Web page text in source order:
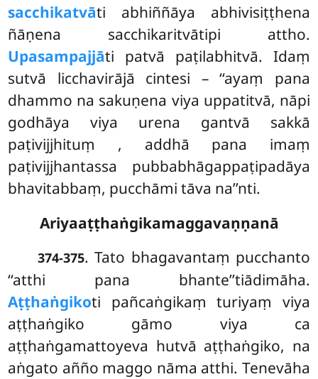
sacchikatvāti abhiññāya abhivisiṭṭhena
ñāṇena sacchikaritvātipi attho.
Upasampajjāti patvā paṭilabhitvā. Idaṃ
sutvā licchavirājā cintesi – ‘‘ayaṃ pana
dhammo na sakuṇena viya uppatitvā, nāpi
godhāya viya urena gantvā sakkā
paṭivijjhituṃ , addhā pana imaṃ
paṭivijjhantassa pubbabhāgappaṭipadāya
bhavitabbaṃ, pucchāmi tāva na’’nti.
Ariyaaṭṭhaṅgikamaggavaṇṇanā
374-375. Tato bhagavantaṃ pucchanto
‘‘atthi pana bhante’’tiādimāha.
Aṭṭhaṅgikoti pañcaṅgikaṃ turiyaṃ viya
aṭṭhaṅgiko gāmo viya ca
aṭṭhaṅgamattoyeva hutvā aṭṭhaṅgiko, na
aṅgato añño maggo nāma atthi. Tenevāha